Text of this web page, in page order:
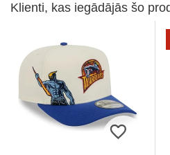
Klienti, kas iegādājās šo